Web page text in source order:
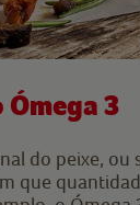
3
do peixe, ou
que